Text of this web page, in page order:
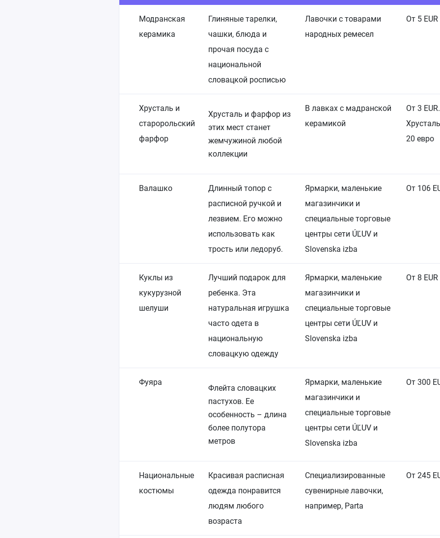
Модранская
керамика
Глиняные тарелки,
чашки, блюда и
прочая посуда с
национальной
словацкой росписью
Лавочки с товарами
народных ремесел
От 5 EUR
Хрусталь и
старорольский
фарфор
Хрусталь и фарфор из
этих мест станет
жемчужиной любой
коллекции
В лавках с мадранской
керамикой
От 3 EUR.
20 евро
Валашко
Длинный топор с
расписной ручкой и
лезвием. Его можно
использовать как
трость или ледоруб.
Ярмарки, маленькие
магазинчики и
специальные торговые
центры сети ÚĽUV и
Slovenska izba
От 106
Куклы из
кукурузной
шелуши
Лучший подарок для
ребенка. Эта
натуральная игрушка
часто одета в
национальную
словацкую одежду
Ярмарки, маленькие
магазинчики и
специальные торговые
центры сети ÚĽUV и
Slovenska izba
От 8 EUR
Фуяра
Флейта словацких
пастухов. Ее
особенность – длина
более полутора
метров
Ярмарки, маленькие
магазинчики и
специальные торговые
центры сети ÚĽUV и
Slovenska izba
От 300
Национальные
костюмы
Красивая расписная
одежда понравится
людям любого
возраста
Специализированные
сувенирные лавочки,
например, Parta
От 245